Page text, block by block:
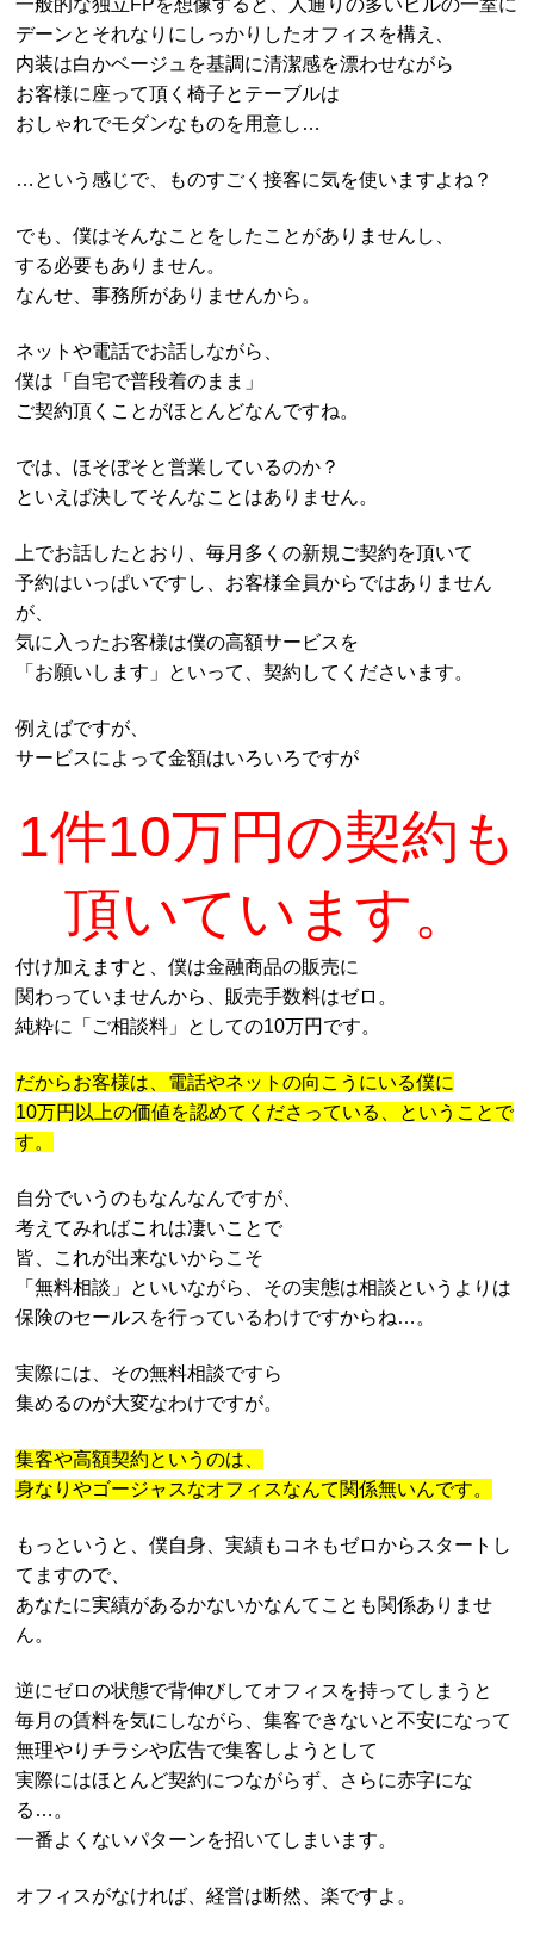
デーンとそれなりにしっかりしたオフィスを構え、
内装は白かベージュを基調に清潔感を漂わせながら
お客様に座って頂く椅子とテーブルは
おしゃれでモダンなものを用意し…
…という感じで、ものすごく接客に気を使いますよね？
でも、僕はそんなことをしたことがありませんし、
する必要もありません。
なんせ、事務所がありませんから。
ネットや電話でお話しながら、
僕は「自宅で普段着のまま」
ご契約頂くことがほとんどなんですね。
では、ほそぼそと営業しているのか？
といえば決してそんなことはありません。
上でお話したとおり、毎月多くの新規ご契約を頂いて
予約はいっぱいですし、お客様全員からではありません
が、
気に入ったお客様は僕の高額サービスを
「お願いします」といって、契約してくださいます。
例えばですが、
サービスによって金額はいろいろですが
1件10万円の契約も
頂いています。
付け加えますと、僕は金融商品の販売に
関わっていませんから、販売手数料はゼロ。
純粋に「ご相談料」としての10万円です。
だからお客様は、電話やネットの向こうにいる僕に
10万円以上の価値を認めてくださっている、ということで
す。
自分でいうのもなんなんですが、
考えてみればこれは凄いことで
皆、これが出来ないからこそ
「無料相談」といいながら、その実態は相談というよりは
保険のセールスを行っているわけですからね…。
実際には、その無料相談ですら
集めるのが大変なわけですが。
集客や高額契約というのは、
身なりやゴージャスなオフィスなんて関係無いんです。
もっというと、僕自身、実績もコネもゼロからスタートし
てますので、
あなたに実績があるかないかなんてことも関係ありませ
ん。
逆にゼロの状態で背伸びしてオフィスを持ってしまうと
毎月の賃料を気にしながら、集客できないと不安になって
無理やりチラシや広告で集客しようとして
実際にはほとんど契約につながらず、さらに赤字にな
る…。
一番よくないパターンを招いてしまいます。
オフィスがなければ、経営は断然、楽ですよ。